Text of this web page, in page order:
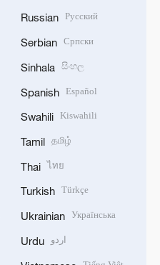
Russian Русский
Serbian Српски
Sinhala සිංහල
Spanish Español
Swahili Kiswahili
Tamil தமிழ்
Thai ไทย
Turkish Türkçe
Ukrainian Українська
Urdu اردو